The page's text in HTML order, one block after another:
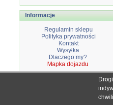
Informacje
Regulamin sklepu
Polityka prywatności
Kontakt
Wysyłka
Dlaczego my?
Mapka dojazdu
Wszystkie